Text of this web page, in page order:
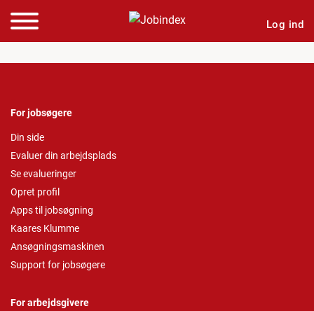
Log ind
For jobsøgere
Din side
Evaluer din arbejdsplads
Se evalueringer
Opret profil
Apps til jobsøgning
Kaares Klumme
Ansøgningsmaskinen
Support for jobsøgere
For arbejdsgivere